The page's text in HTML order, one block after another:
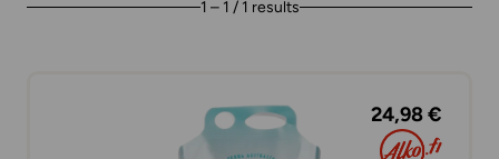
1 – 1 / 1 results
24,98 €